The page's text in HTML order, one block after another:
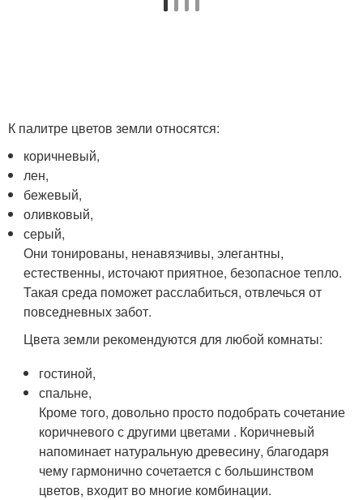
К палитре цветов земли относятся:
коричневый,
лен,
бежевый,
оливковый,
серый,
Они тонированы, ненавязчивы, элегантны,
естественны, источают приятное, безопасное тепло.
Такая среда поможет расслабиться, отвлечься от
повседневных забот.
Цвета земли рекомендуются для любой комнаты:
гостиной,
спальне,
Кроме того, довольно просто подобрать сочетание
коричневого с другими цветами . Коричневый
напоминает натуральную древесину, благодаря
чему гармонично сочетается с большинством
цветов, входит во многие комбинации.